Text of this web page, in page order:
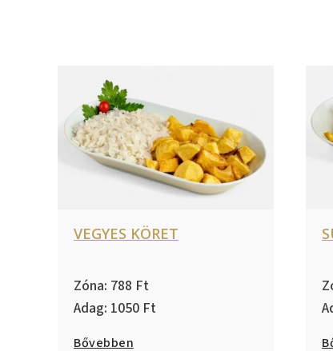
VEGYES KÖRET
788
1050
Bővebben